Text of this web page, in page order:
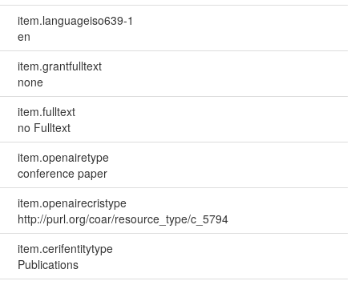
item.languageiso639-1
en
item.grantfulltext
none
item.fulltext
no Fulltext
item.openairetype
conference paper
item.openairecristype
http://purl.org/coar/resource_type/c_5794
item.cerifentitytype
Publications